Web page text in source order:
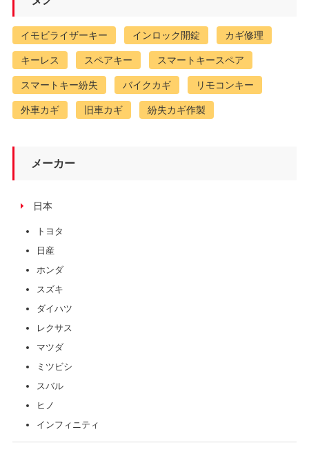
イモビライザーキー インロック開錠 カギ修理
キーレス スペアキー スマートキースペア
スマートキー紛失 バイクカギ リモコンキー
外車カギ 旧車カギ 紛失カギ作製
メーカー
日本
トヨタ
日産
ホンダ
スズキ
ダイハツ
レクサス
マツダ
ミツビシ
スバル
ヒノ
インフィニティ